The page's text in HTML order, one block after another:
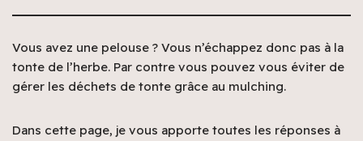
Vous avez une pelouse ? Vous n’échappez donc pas à la
tonte de l’herbe. Par contre vous pouvez vous éviter de
gérer les déchets de tonte grâce au mulching.
Dans cette page, je vous apporte toutes les réponses à